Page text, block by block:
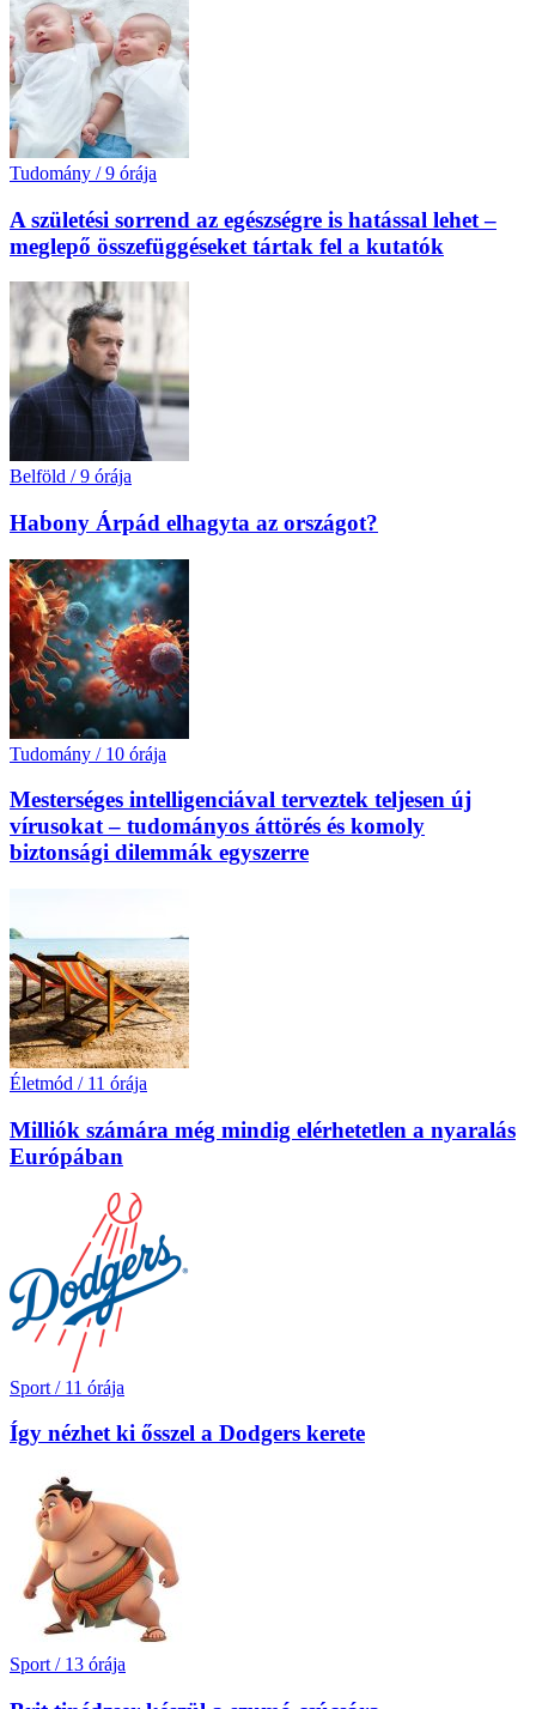
Tudomány / 9 órája
A születési sorrend az egészségre is hatással lehet –
meglepő összefüggéseket tártak fel a kutatók
Belföld / 9 órája
Habony Árpád elhagyta az országot?
Tudomány / 10 órája
Mesterséges intelligenciával terveztek teljesen új
vírusokat – tudományos áttörés és komoly
biztonsági dilemmák egyszerre
Életmód / 11 órája
Milliók számára még mindig elérhetetlen a nyaralás
Európában
Sport / 11 órája
Így nézhet ki ősszel a Dodgers kerete
Sport / 13 órája